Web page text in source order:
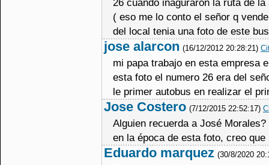
26 cuando inaguraron la ruta de
( eso me lo conto el señor q
del local tenia una foto de este
jose alarcon (16/12/2012 20:28:21)
mi papa trabajo en esta empresa
esta foto el numero 26 era del
le primer autobus en realizar el
Jose Costero (7/12/2015 22:52:17)
Alguien recuerda a José
en la época de esta foto, creo
Eduardo marquez (30/8/2020